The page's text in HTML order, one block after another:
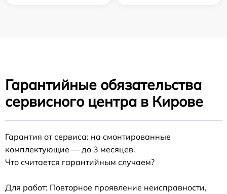
Гарантийные обязательства
сервисного центра в Кирове
Гарантия от сервиса: на смонтированные
комплектующие — до 3 месяцев.
Что считается гарантийным случаем?
Для работ: Повторное проявление неисправности,